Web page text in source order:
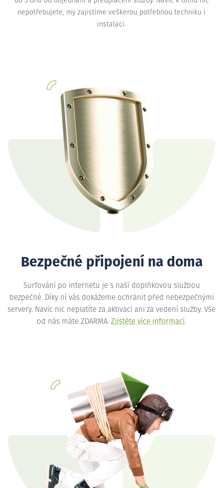
nepotřebujete, my zajistíme veškerou potřebnou techniku i
instalaci.
Bezpečné připojení na doma
Surfování po internetu je s naší doplňkovou službou
bezpečné. Díky ní vás dokážeme ochránit před nebezpečnými
servery. Navíc nic neplatíte za aktivaci ani za vedení služby. Vše
od nás máte ZDARMA. Zjistěte více informací.